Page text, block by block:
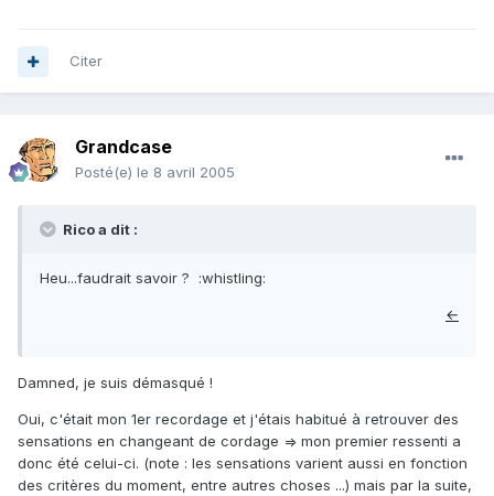
Citer
Grandcase
Posté(e) le 8 avril 2005
Rico a dit :
Heu...faudrait savoir ? :whistling:
←
Damned, je suis démasqué !
Oui, c'était mon 1er recordage et j'étais habitué à retrouver des
sensations en changeant de cordage => mon premier ressenti a
donc été celui-ci. (note : les sensations varient aussi en fonction
des critères du moment, entre autres choses ...) mais par la suite,